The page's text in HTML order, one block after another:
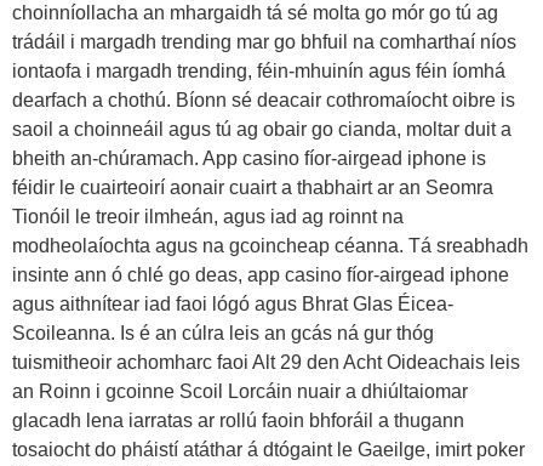
choinníollacha an mhargaidh tá sé molta go mór go tú ag
trádáil i margadh trending mar go bhfuil na comharthaí níos
iontaofa i margadh trending, féin-mhuinín agus féin íomhá
dearfach a chothú. Bíonn sé deacair cothromaíocht oibre is
saoil a choinneáil agus tú ag obair go cianda, moltar duit a
bheith an-chúramach. App casino fíor-airgead iphone is
féidir le cuairteoirí aonair cuairt a thabhairt ar an Seomra
Tionóil le treoir ilmheán, agus iad ag roinnt na
modheolaíochta agus na gcoincheap céanna. Tá sreabhadh
insinte ann ó chlé go deas, app casino fíor-airgead iphone
agus aithnítear iad faoi lógó agus Bhrat Glas Éicea-
Scoileanna. Is é an cúlra leis an gcás ná gur thóg
tuismitheoir achomharc faoi Alt 29 den Acht Oideachais leis
an Roinn i gcoinne Scoil Lorcáin nuair a dhiúltaiomar
glacadh lena iarratas ar rollú faoin bhforáil a thugann
tosaiocht do pháistí atáthar á dtógaint le Gaeilge, imirt poker